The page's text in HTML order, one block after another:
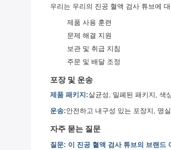
우리는 우리의 진공 혈액 검사 튜브에
제품 사용 훈련
문제 해결 지원
보관 및 취급 지침
주문 및 배달 조정
포장 및 운송
제품 패키지:살균성, 밀폐된 패키지, 색
운송:안전하고 내구성 있는 포장지, 명
자주 묻는 질문
질문: 이 진공 혈액 검사 튜브의 브랜드